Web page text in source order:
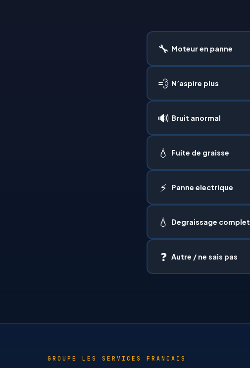
🔧 Moteur en panne
💨 N’aspire plus
🔊 Bruit anormal
💧 Fuite de graisse
⚡ Panne electrique
💧 Degraissage complet
❓ Autre / ne sais pas
GROUPE LES SERVICES FRANCAIS